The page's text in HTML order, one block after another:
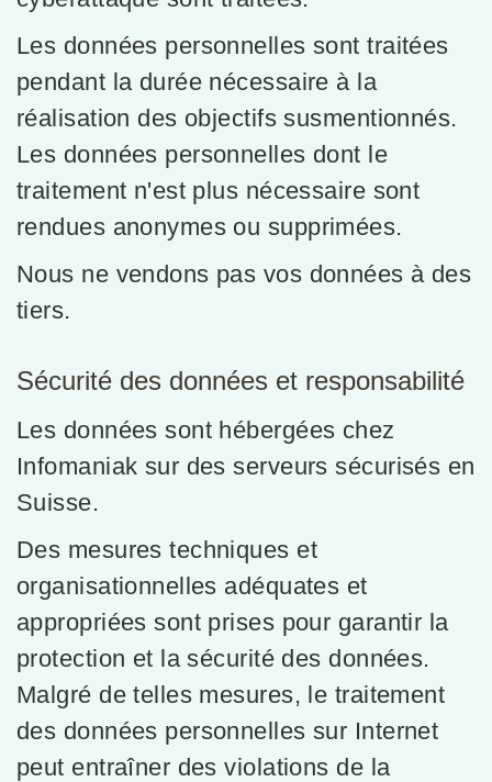
Les données personnelles sont traitées
pendant la durée nécessaire à la
réalisation des objectifs susmentionnés.
Les données personnelles dont le
traitement n'est plus nécessaire sont
rendues anonymes ou supprimées.
Nous ne vendons pas vos données à des
tiers.
Sécurité des données et responsabilité
Les données sont hébergées chez
Infomaniak sur des serveurs sécurisés en
Suisse.
Des mesures techniques et
organisationnelles adéquates et
appropriées sont prises pour garantir la
protection et la sécurité des données.
Malgré de telles mesures, le traitement
des données personnelles sur Internet
peut entraîner des violations de la